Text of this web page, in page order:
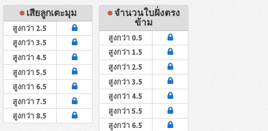
เสียลูกเตะมุม
สูงกว่า 2.5
สูงกว่า 3.5
สูงกว่า 4.5
สูงกว่า 5.5
สูงกว่า 6.5
สูงกว่า 7.5
สูงกว่า 8.5
จำนวนใบฝั่งตรง
ข้าม
สูงกว่า 0.5
สูงกว่า 1.5
สูงกว่า 2.5
สูงกว่า 3.5
สูงกว่า 4.5
สูงกว่า 5.5
สูงกว่า 6.5